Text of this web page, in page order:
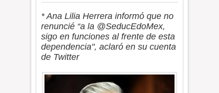
* Ana Lilia Herrera informó que no
renuncié “a la @SeducEdoMex,
sigo en funciones al frente de esta
dependencia", aclaró en su cuenta
de Twitter